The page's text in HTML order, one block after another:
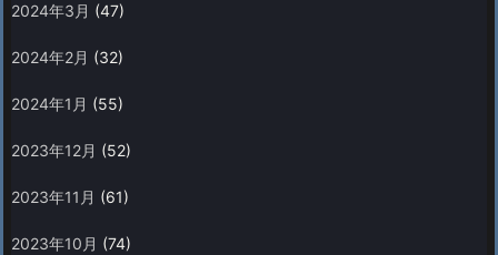
2024年3月 (47)
2024年2月 (32)
2024年1月 (55)
2023年12月 (52)
2023年11月 (61)
2023年10月 (74)